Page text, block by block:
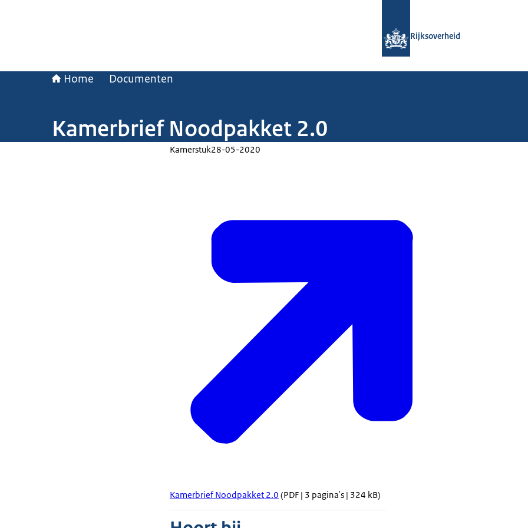
Rijksoverheid
Home Documenten
Kamerbrief Noodpakket 2.0
Kamerstuk28-05-2020
Kamerbrief Noodpakket 2.0 (PDF | 3 pagina's | 324 kB)